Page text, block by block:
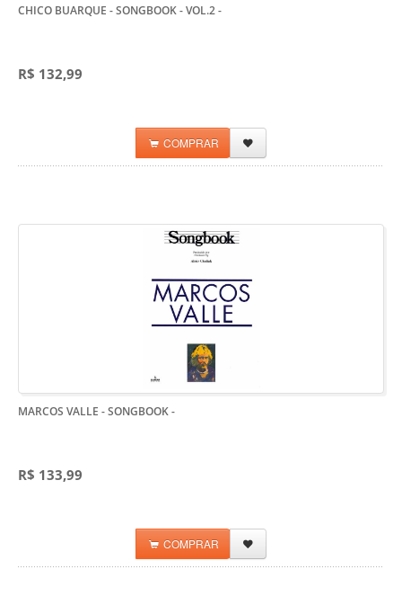
CHICO BUARQUE - SONGBOOK - VOL.2-
R$ 132,99
COMPRAR
MARCOS VALLE - SONGBOOK-
R$ 133,99
COMPRAR